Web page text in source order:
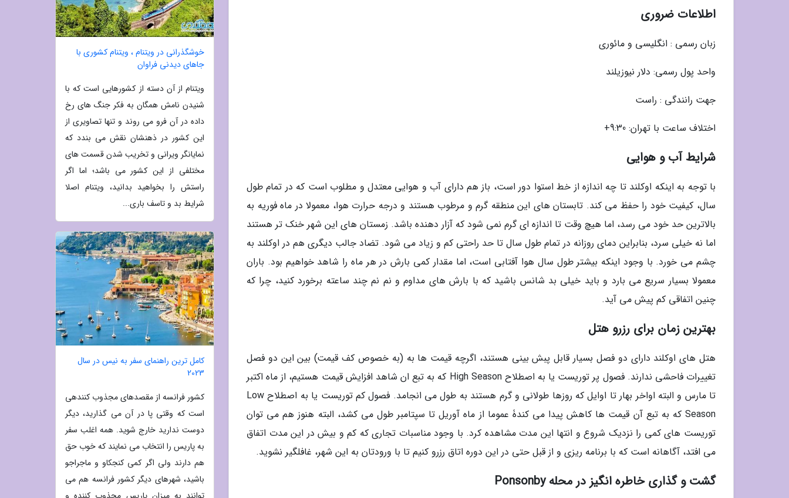
اطلاعات ضروری
زبان رسمی : انگلیسی و مائوری
واحد پول رسمی: دلار نیوزیلند
جهت رانندگی : راست
اختلاف ساعت با تهران: 9:30+
شرایط آب و هوایی
با توجه به اینکه اوکلند تا چه اندازه از خط استوا دور است، باز هم دارای آب و هوایی معتدل و مطلوب است که در تمام طول
سال، کیفیت خود را حفظ می کند. تابستان های این منطقه گرم و مرطوب هستند و درجه حرارت هوا، معمولا در ماه فوریه به
بالاترین حد خود می رسد، اما هیچ وقت تا اندازه ای گرم نمی شود که آزار دهنده باشد. زمستان های این شهر خنک تر هستند
اما نه خیلی سرد، بنابراین دمای روزانه در تمام طول سال تا حد راحتی کم و زیاد می شود. تضاد جالب دیگری هم در اوکلند به
چشم می خورد. با وجود اینکه بیشتر طول سال هوا آفتابی است، اما مقدار کمی بارش در هر ماه را شاهد خواهیم بود. باران
معمولا بسیار سریع می بارد و باید خیلی بد شانس باشید که با بارش های مداوم و نم نم چند ساعته برخورد کنید، چرا که
چنین اتفاقی کم پیش می آید.
بهترین زمان برای رزرو هتل
هتل های اوکلند دارای دو فصل بسیار قابل پبش بینی هستند، اگرچه قیمت ها به (به خصوص کف قیمت) بین این دو فصل
تغییرات فاحشی ندارند. فصول پر توریست یا به اصطلاح High Season که به تبع ان شاهد افزایش قیمت هستیم، از ماه اکتبر
تا مارس و البته اواخر بهار تا اوایل که روزها طولانی و گرم هستند به طول می انجامد. فصول کم توریست یا به اصطلاح Low
Season که به تبع آن قیمت ها کاهش پیدا می کندۀ عموما از ماه آوریل تا سپتامبر طول می کشد، البته هنوز هم می توان
توریست های کمی را نزدیک شروع و انتها این مدت مشاهده کرد. با وجود مناسبات تجاری که کم و بیش در این مدت اتفاق
می افتد، آگاهانه است که با برنامه ریزی و از قبل حتی در این دوره اتاق رزرو کنیم تا با ورودتان به این شهر، غافلگیر نشوید.
گشت و گذاری خاطره انگیز در محله Ponsonby
خوشگذرانی در ویتنام ، ویتنام کشوری با
جاهای دیدنی فراوان
ویتنام از آن دسته از کشورهایی است که با
شنیدن نامش همگان به فکر جنگ های رخ
داده در آن فرو می روند و تنها تصاویری از
این کشور در ذهنشان نقش می بندد که
نمایانگر ویرانی و تخریب شدن قسمت های
مختلفی از این کشور می باشد؛ اما اگر
راستش را بخواهید بدانید، ویتنام اصلا
شرایط بد و تاسف باری...
کامل ترین راهنمای سفر به نیس در سال
2023
کشور فرانسه از مقصدهای مجذوب کنندهی
است که وقتی پا در آن می گذارید، دیگر
دوست ندارید خارج شوید. همه اغلب سفر
به پاریس را انتخاب می نمایند که خوب حق
هم دارند ولی اگر کمی کنجکاو و ماجراجو
باشید، شهرهای دیگر کشور فرانسه هم می